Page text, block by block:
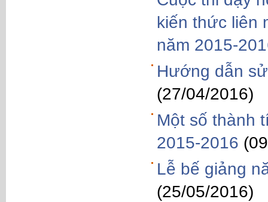
kiến thức liên
năm 2015-
Hướng dẫn
(27/04/2016)
Một số thành
2015-2016
Lễ bế giảng
(25/05/2016)